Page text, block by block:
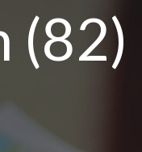
(82)